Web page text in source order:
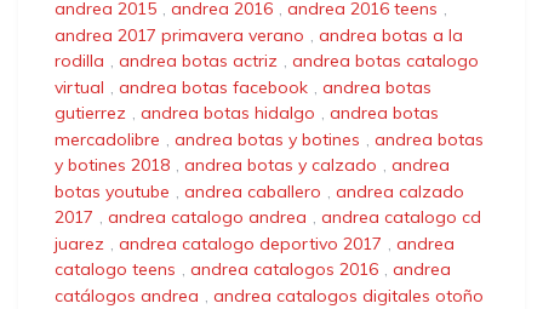
andrea 2015 , andrea 2016 , andrea 2016 teens ,
andrea 2017 primavera verano , andrea botas a la
rodilla , andrea botas actriz , andrea botas catalogo
virtual , andrea botas facebook , andrea botas
gutierrez , andrea botas hidalgo , andrea botas
mercadolibre , andrea botas y botines , andrea botas
y botines 2018 , andrea botas y calzado , andrea
botas youtube , andrea caballero , andrea calzado
2017 , andrea catalogo andrea , andrea catalogo cd
juarez , andrea catalogo deportivo 2017 , andrea
catalogo teens , andrea catalogos 2016 , andrea
catálogos andrea , andrea catalogos digitales otoño